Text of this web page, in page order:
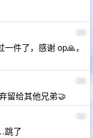
28
件了，感谢 op🙏，
29
留给其他兄弟🤝
30
了